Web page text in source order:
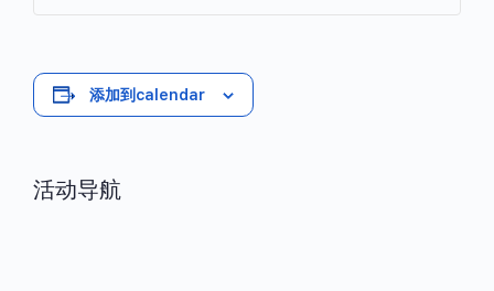
添加到calendar
活动导航